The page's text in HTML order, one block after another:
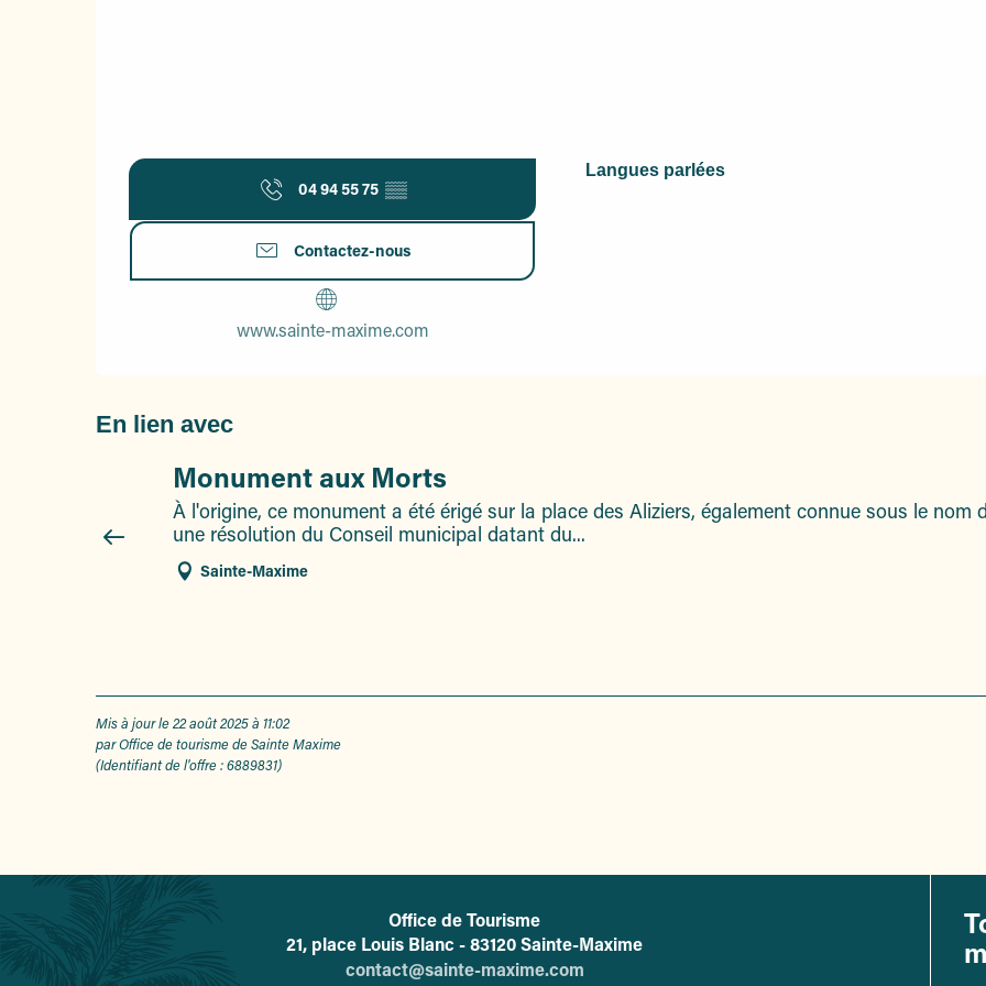
04 94 55 75 ▒▒
Contactez-nous
www.sainte-maxime.com
Langues parlées
Langues parlées
En lien avec
Monument aux Morts
À l'origine, ce monument a été érigé sur la place des Aliziers, également connue sous le nom
une résolution du Conseil municipal datant du...
Sainte-Maxime
Mis à jour le 22 août 2025 à 11:02
par Office de tourisme de Sainte Maxime
(Identifiant de l'offre :6889831)
L'office de tourisme de Sainte-Maxime
Office de Tourisme
21, place Louis Blanc - 83120 Sainte-Maxime
contact@sainte-maxime.com